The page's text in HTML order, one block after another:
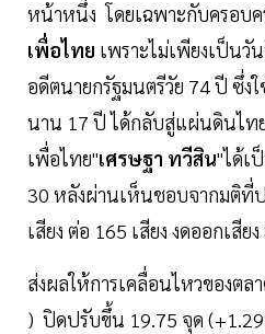
หน้าหนึ่ง โดยเฉพาะกับครอบค
เพื่อไทย เพราะไม่เพียงเป็นวั
อดีตนายกรัฐมนตรีวัย 74 ปี ซึ่ง
นาน 17 ปี ได้กลับสู่แผ่นดินไท
เพื่อไทย"เศรษฐา ทวีสิน"ได้เ
30 หลังผ่านเห็นชอบจากมติที่ป
เสียง ต่อ 165 เสียง งดออกเสียง
ส่งผลให้การเคลื่อนไหวของต
) ปิดปรับขึ้น 19.75 จุด